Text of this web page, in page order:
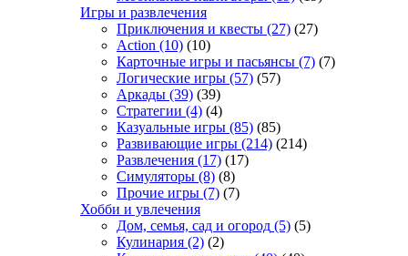
Игры и развлечения
Приключения и квесты (27) (27)
Action (10) (10)
Карточные игры и пасьянсы (7) (7)
Логические игры (57) (57)
Аркады (39) (39)
Стратегии (4) (4)
Казуальные игры (85) (85)
Развивающие игры (214) (214)
Развлечения (17) (17)
Симуляторы (8) (8)
Прочие игры (7) (7)
Хобби и увлечения
Дом, семья, сад и огород (5) (5)
Кулинария (2) (2)